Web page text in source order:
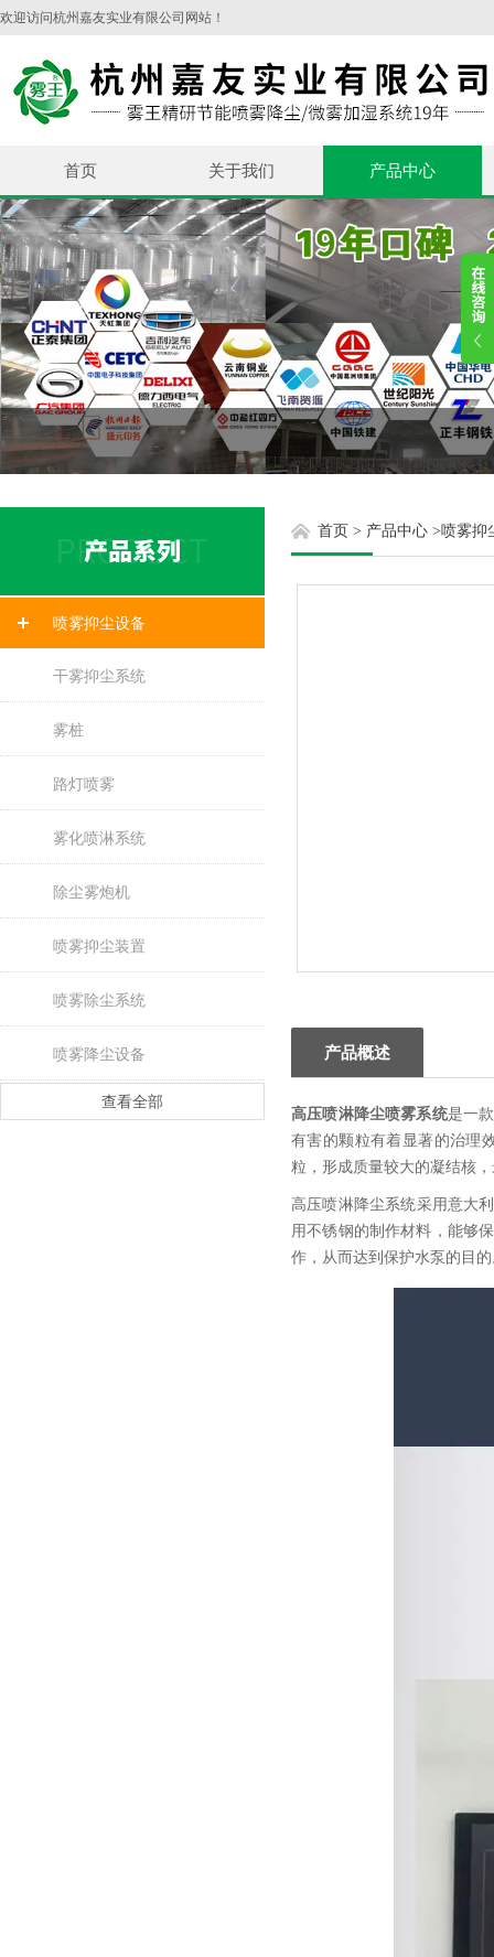
欢迎访问杭州嘉友实业有限公司网站！
首页 关于我们 产品中心
喷雾抑尘设备
干雾抑尘系统
雾桩
路灯喷雾
雾化喷淋系统
除尘雾炮机
喷雾抑尘装置
喷雾除尘系统
喷雾降尘设备
查看全部
首页 > 产品中心 >喷雾抑
产品概述
高压喷淋降尘喷雾系统是一
有害的颗粒有着显著的治理
粒，形成质量较大的凝结核
高压喷淋降尘系统采用意大
用不锈钢的制作材料，能够
作，从而达到保护水泵的目